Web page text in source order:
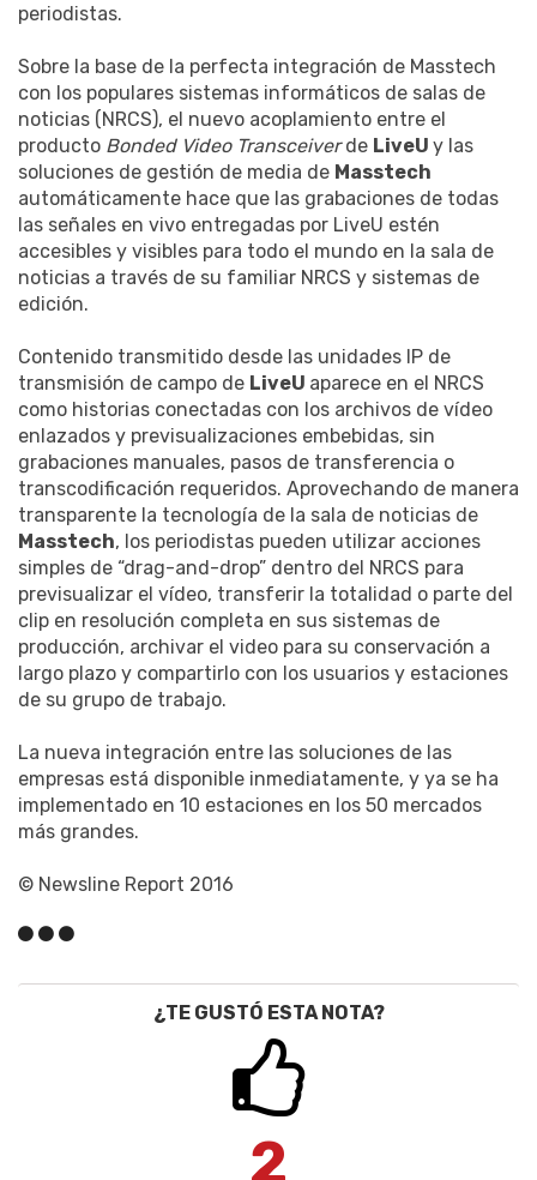
periodistas.
Sobre la base de la perfecta integración de Masstech
con los populares sistemas informáticos de salas de
noticias (NRCS), el nuevo acoplamiento entre el
producto Bonded Video Transceiverde LiveU y las
soluciones de gestión de media de Masstech
automáticamente hace que las grabaciones de todas
las señales en vivo entregadas por LiveU estén
accesibles y visibles para todo el mundo en la sala de
noticias a través de su familiar NRCS y sistemas de
edición.
Contenido transmitido desde las unidades IP de
transmisión de campo de LiveU aparece en el NRCS
como historias conectadas con los archivos de vídeo
enlazados y previsualizaciones embebidas, sin
grabaciones manuales, pasos de transferencia o
transcodificación requeridos. Aprovechando de manera
transparente la tecnología de la sala de noticias de
Masstech, los periodistas pueden utilizar acciones
simples de “drag-and-drop” dentro del NRCS para
previsualizar el vídeo, transferir la totalidad o parte del
clip en resolución completa en sus sistemas de
producción, archivar el video para su conservación a
largo plazo y compartirlo con los usuarios y estaciones
de su grupo de trabajo.
La nueva integración entre las soluciones de las
empresas está disponible inmediatamente, y ya se ha
implementado en 10 estaciones en los 50 mercados
más grandes.
© Newsline Report 2016
¿TE GUSTÓ ESTA NOTA?
2